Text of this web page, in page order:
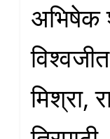
अभिषेक
मिश्रा,